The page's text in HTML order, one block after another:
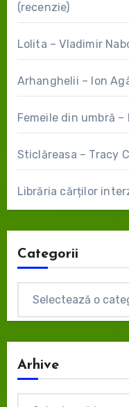
(recenzie)
Lolita – Vladimir
Arhanghelii – Ion
Femeile din umbră
Sticlăreasa – Tracy
Librăria cărților
Categorii
Arhive